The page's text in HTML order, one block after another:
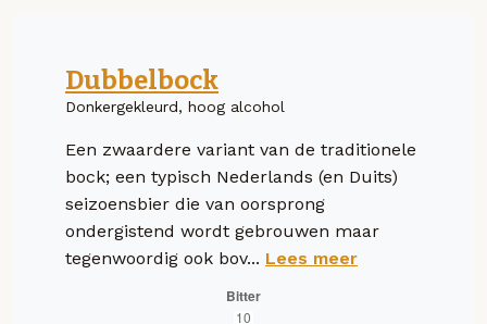
Dubbelbock
Donkergekleurd, hoog alcohol
Een zwaardere variant van de traditionele
bock; een typisch Nederlands (en Duits)
seizoensbier die van oorsprong
ondergistend wordt gebrouwen maar
tegenwoordig ook bov... Lees meer